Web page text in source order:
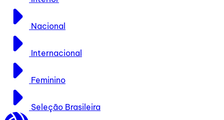
Nacional
Internacional
Feminino
Seleção Brasileira